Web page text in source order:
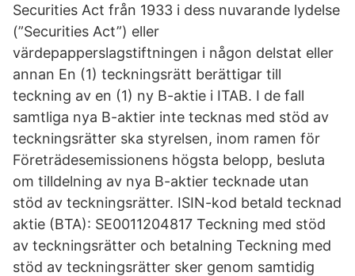
Securities Act från 1933 i dess nuvarande lydelse
(”Securities Act”) eller
värdepapperslagstiftningen i någon delstat eller
annan En (1) teckningsrätt berättigar till
teckning av en (1) ny B-aktie i ITAB. I de fall
samtliga nya B-aktier inte tecknas med stöd av
teckningsrätter ska styrelsen, inom ramen för
Företrädesemissionens högsta belopp, besluta
om tilldelning av nya B-aktier tecknade utan
stöd av teckningsrätter. ISIN-kod betald tecknad
aktie (BTA): SE0011204817 Teckning med stöd
av teckningsrätter och betalning Teckning med
stöd av teckningsrätter sker genom samtidig